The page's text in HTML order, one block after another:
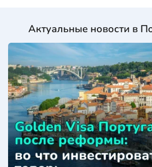
Актуальные новости в